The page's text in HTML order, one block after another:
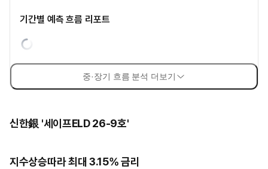
기간별 예측 흐름 리포트
중·장기 흐름 분석 더보기
신한銀 '세이프ELD 26-9호'
지수상승따라 최대 3.15% 금리